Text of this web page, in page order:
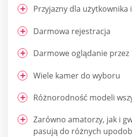
Przyjazny dla użytkownika
Darmowa rejestracja
Darmowe oglądanie
Wiele kamer do wyboru
Różnorodność modeli
Zarówno amatorzy, jak i
pasują do różnych